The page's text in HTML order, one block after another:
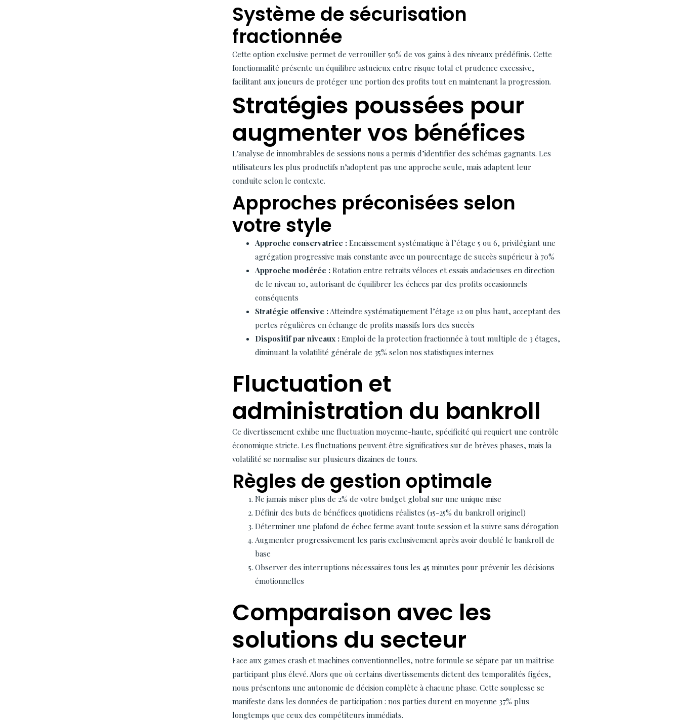
Système de sécurisation
fractionnée
Cette option exclusive permet de verrouiller 50% de vos gains à des niveaux prédéfinis. Cette
fonctionnalité présente un équilibre astucieux entre risque total et prudence excessive,
facilitant aux joueurs de protéger une portion des profits tout en maintenant la progression.
Stratégies poussées pour
augmenter vos bénéfices
L’analyse de innombrables de sessions nous a permis d’identifier des schémas gagnants. Les
utilisateurs les plus productifs n’adoptent pas une approche seule, mais adaptent leur
conduite selon le contexte.
Approches préconisées selon
votre style
Approche conservatrice :Encaissement systématique à l’étage 5 ou 6, privilégiant une
agrégation progressive mais constante avec un pourcentage de succès supérieur à 70%
Approche modérée :Rotation entre retraits véloces et essais audacieuses en direction
de le niveau 10, autorisant de équilibrer les échecs par des profits occasionnels
conséquents
Stratégie offensive :Atteindre systématiquement l’étage 12 ou plus haut, acceptant des
pertes régulières en échange de profits massifs lors des succès
Dispositif par niveaux :Emploi de la protection fractionnée à tout multiple de 3 étages,
diminuant la volatilité générale de 35% selon nos statistiques internes
Fluctuation et
administration du bankroll
Ce divertissement exhibe une fluctuation moyenne-haute, spécificité qui requiert une contrôle
économique stricte. Les fluctuations peuvent être significatives sur de brèves phases, mais la
volatilité se normalise sur plusieurs dizaines de tours.
Règles de gestion optimale
Ne jamais miser plus de 2% de votre budget global sur une unique mise
Définir des buts de bénéfices quotidiens réalistes (15-25% du bankroll originel)
Déterminer une plafond de échec ferme avant toute session et la suivre sans dérogation
Augmenter progressivement les paris exclusivement après avoir doublé le bankroll de
base
Observer des interruptions nécessaires tous les 45 minutes pour prévenir les décisions
émotionnelles
Comparaison avec les
solutions du secteur
Face aux games crash et machines conventionnelles, notre formule se sépare par un maîtrise
participant plus élevé. Alors que où certains divertissements dictent des temporalités figées,
nous présentons une autonomie de décision complète à chacune phase. Cette souplesse se
manifeste dans les données de participation : nos parties durent en moyenne 37% plus
longtemps que ceux des compétiteurs immédiats.